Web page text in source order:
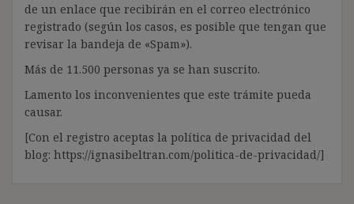
de un enlace que recibirán en el correo electrónico
registrado (según los casos, es posible que tengan que
revisar la bandeja de «Spam»).
Más de 11.500 personas ya se han suscrito.
Lamento los inconvenientes que este trámite pueda
causar.
[Con el registro aceptas la política de privacidad del
blog: https://ignasibeltran.com/politica-de-privacidad/]